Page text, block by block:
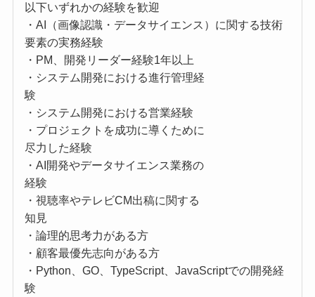
以下いずれかの経験を歓迎
・AI（画像認識・データサイエンス）に関する技術
要素の実務経験
・PM、開発リーダー経験1年以上
・システム開発における進行管理経
験
・システム開発における営業経験
・プロジェクトを成功に導くために
尽力した経験
・AI開発やデータサイエンス業務の
経験
・視聴率やテレビCM出稿に関する
知見
・論理的思考力がある方
・顧客最優先志向がある方
・Python、GO、TypeScript、JavaScriptでの開発経
験